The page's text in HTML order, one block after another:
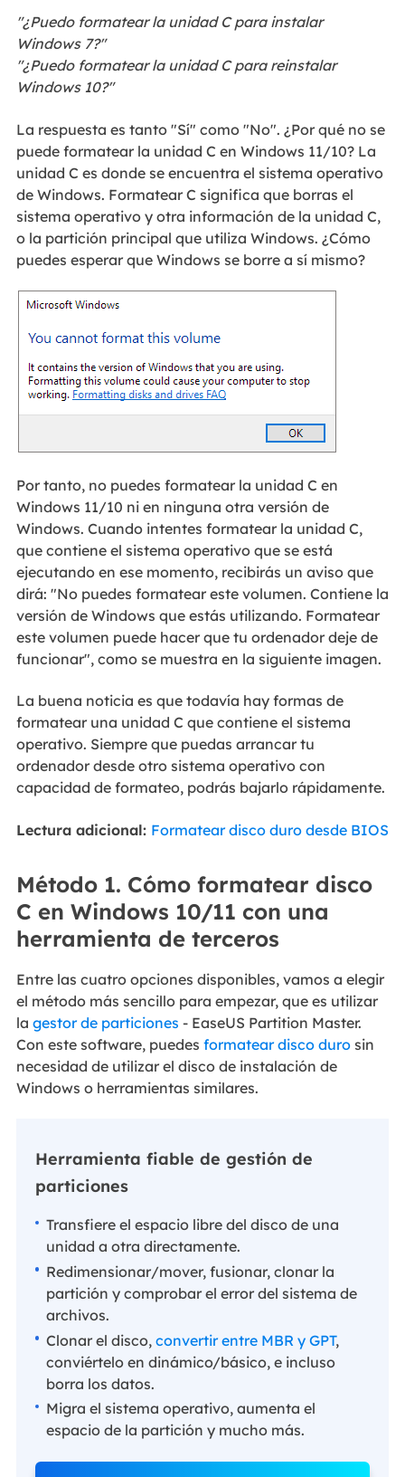
"¿Puedo formatear la unidad C para instalar
Windows 7?"
"¿Puedo formatear la unidad C para reinstalar
Windows 10?"
La respuesta es tanto "Sí" como "No". ¿Por qué no se
puede formatear la unidad C en Windows 11/10? La
unidad C es donde se encuentra el sistema operativo
de Windows. Formatear C significa que borras el
sistema operativo y otra información de la unidad C,
o la partición principal que utiliza Windows. ¿Cómo
puedes esperar que Windows se borre a sí mismo?
Por tanto, no puedes formatear la unidad C en
Windows 11/10 ni en ninguna otra versión de
Windows. Cuando intentes formatear la unidad C,
que contiene el sistema operativo que se está
ejecutando en ese momento, recibirás un aviso que
dirá: "No puedes formatear este volumen. Contiene la
versión de Windows que estás utilizando. Formatear
este volumen puede hacer que tu ordenador deje de
funcionar", como se muestra en la siguiente imagen.
La buena noticia es que todavía hay formas de
formatear una unidad C que contiene el sistema
operativo. Siempre que puedas arrancar tu
ordenador desde otro sistema operativo con
capacidad de formateo, podrás bajarlo rápidamente.
Lectura adicional: Formatear disco duro desde BIOS
Método 1. Cómo formatear disco
C en Windows 10/11 con una
herramienta de terceros
Entre las cuatro opciones disponibles, vamos a elegir
el método más sencillo para empezar, que es utilizar
la gestor de particiones - EaseUS Partition Master.
Con este software, puedes formatear disco durosin
necesidad de utilizar el disco de instalación de
Windows o herramientas similares.
Herramienta fiable de gestión de
particiones
Transfiere el espacio libre del disco de una
unidad a otra directamente.
Redimensionar/mover, fusionar, clonar la
partición y comprobar el error del sistema de
archivos.
Clonar el disco, convertir entre MBR y GPT,
conviértelo en dinámico/básico, e incluso
borra los datos.
Migra el sistema operativo, aumenta el
espacio de la partición y mucho más.